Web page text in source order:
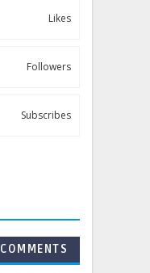
Likes
Followers
Subscribes
COMMENTS